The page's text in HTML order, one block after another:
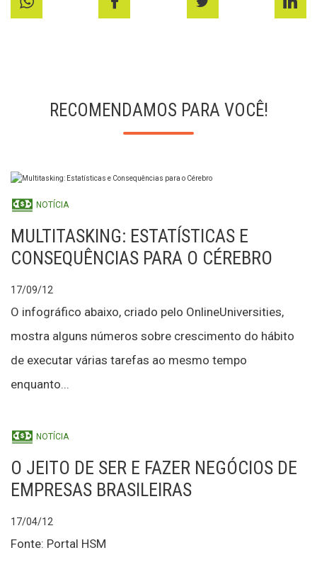
RECOMENDAMOS PARA VOCÊ!
NOTÍCIA
MULTITASKING: ESTATÍSTICAS E
CONSEQUÊNCIAS PARA O CÉREBRO
17/09/12
O infográfico abaixo, criado pelo OnlineUniversities,
mostra alguns números sobre crescimento do hábito
de executar várias tarefas ao mesmo tempo
enquanto...
NOTÍCIA
O JEITO DE SER E FAZER NEGÓCIOS DE
EMPRESAS BRASILEIRAS
17/04/12
Fonte: Portal HSM